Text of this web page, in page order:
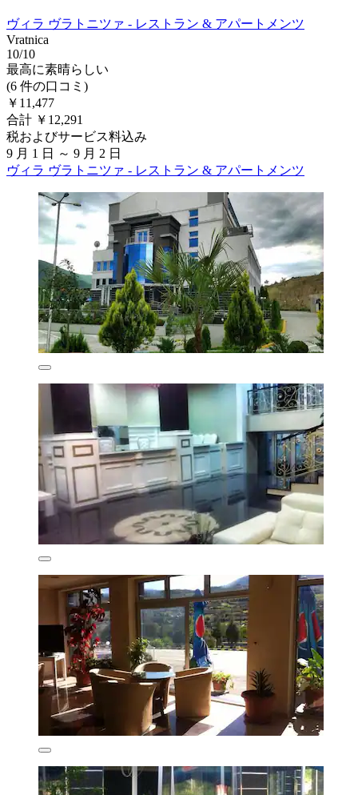
ヴィラ ヴラトニツァ - レストラン & アパートメンツ
Vratnica
10/10
最高に素晴らしい
(6 件の口コミ)
￥11,477
合計 ￥12,291
税およびサービス料込み
9 月 1 日 ～ 9 月 2 日
ヴィラ ヴラトニツァ - レストラン & アパートメンツ